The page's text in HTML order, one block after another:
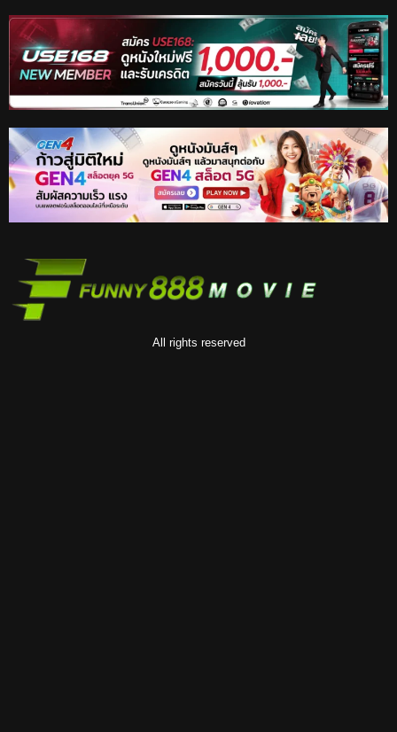
All rights reserved